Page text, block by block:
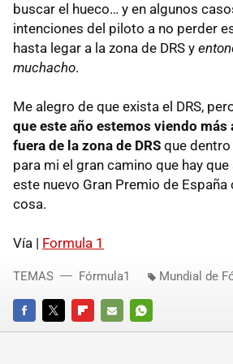
buscar el hueco… y en algunos
intenciones del piloto a no perder
hasta legar a la zona de DRS y
muchacho.
Me alegro de que exista el DRS,
que este año estemos viendo
fuera de la zona de DRS que dentro
para mi el gran camino que hay que
este nuevo Gran Premio de
cosa.
Vía | Formula 1
FACEBOOKTWITTERFLIPBOARD
E-
WHATSAPP
TEMAS Fórmula1 Mundial de